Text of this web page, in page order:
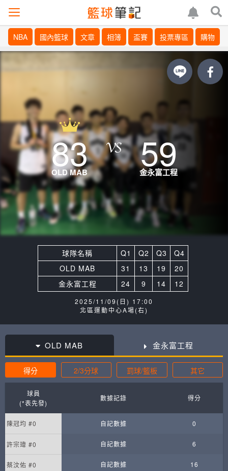
NBA 國內籃球 文章 相簿 盃賽 投票專區 購物
83
OLD MAB 59
金永富工程
球隊名稱 Q1 Q2 Q3
Q4
OLD MAB
31 13 19
20
金永富工程
24 9 14 12
2025/11/09(日) 17:00
北區運動中心A場(右)
OLD MAB 金永富工程
得分 2/3分球 罰球/籃板 其它
球員
(*表先發)
數據記錄 得分
陳冠均 #0 自記數據 0
許宗瑋 #0 自記數據 6
蔡汶佑 #0 自記數據 16